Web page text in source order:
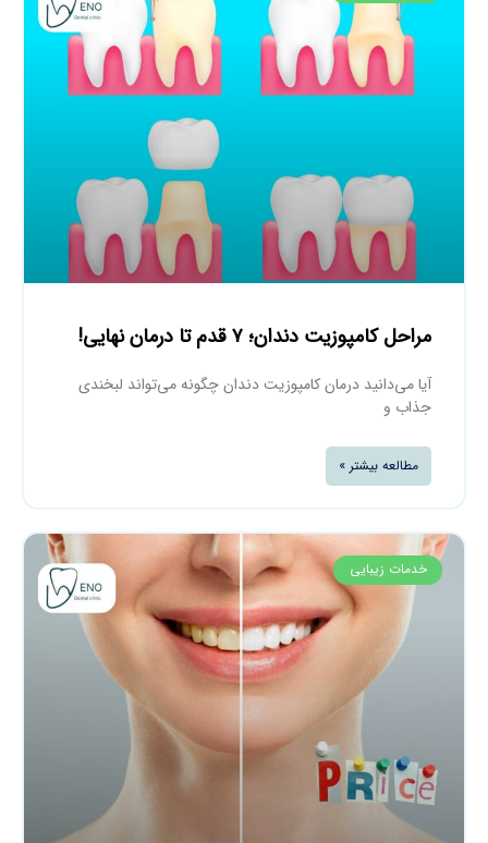
مراحل کامپوزیت دندان؛ ۷ قدم تا درمان نهایی!
آیا می‌دانید درمان کامپوزیت دندان چگونه می‌تواند لبخندی
جذاب و
مطالعه بیشتر »
خدمات زیبایی